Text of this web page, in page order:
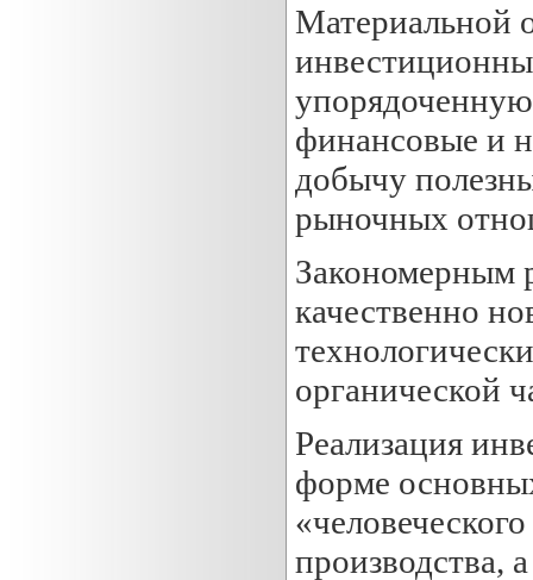
Материальной
финансовые и
добычу
рыночных
Закономерным
качественно
органической
Реализация
форме
производства,